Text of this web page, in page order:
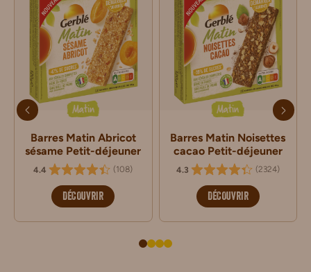
Matin
Barres Matin Abricot
sésame Petit-déjeuner
4.4 (108)
DÉCOUVRIR
Matin
Barres Matin Noisettes
cacao Petit-déjeuner
4.3 (2324)
DÉCOUVRIR